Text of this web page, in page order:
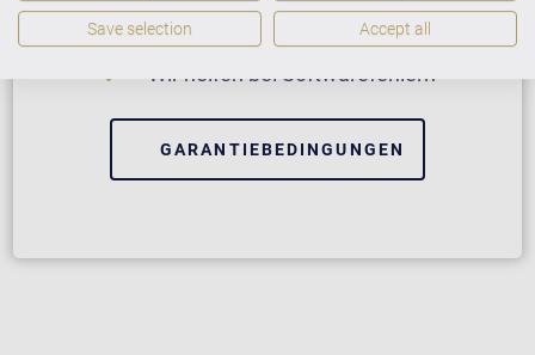
2 Jahre Herstellergarantie
Wir helfen bei Softwarefehlern
GARANTIEBEDINGUNGEN
Save selection Accept all